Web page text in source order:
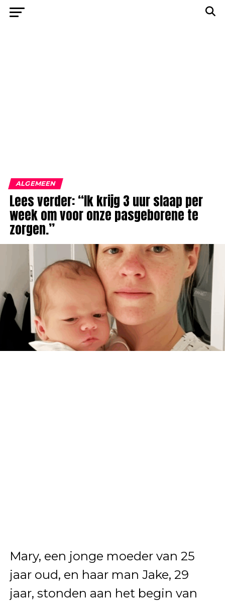
ALGEMEEN
Lees verder: “Ik krijg 3 uur slaap per
week om voor onze pasgeborene te
zorgen.”
Mary, een jonge moeder van 25
jaar oud, en haar man Jake, 29
jaar, stonden aan het begin van